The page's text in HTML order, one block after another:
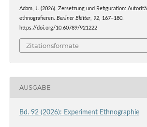
Adam, J. (2026). Zersetzung und Refiguration:
ethnografieren. Berliner Blätter, 92, 167–180.
https://doi.org/10.60789/921222
Zitationsformate
AUSGABE
Bd. 92 (2026): Experiment Ethnographie